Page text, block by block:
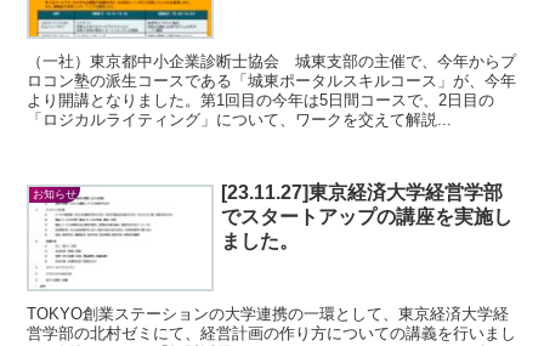
（一社）東京都中小企業診断士協会 城東支部の主催で、今年からプ
ロコン塾の派生コースである「城東ポータルスキルコース」が、今年
より開講となりました。第1回目の今年は5日間コースで、2日目の
「ロジカルライティング」について、ワークを交えて解説...
お知らせ
[23.11.27]東京経済大学経営学部
でスタートアップの講座を実施し
ました。
TOKYO創業ステーションの大学連携の一環として、東京経済大学経
営学部の北村ゼミにて、経営計画の作り方についての講義を行いまし